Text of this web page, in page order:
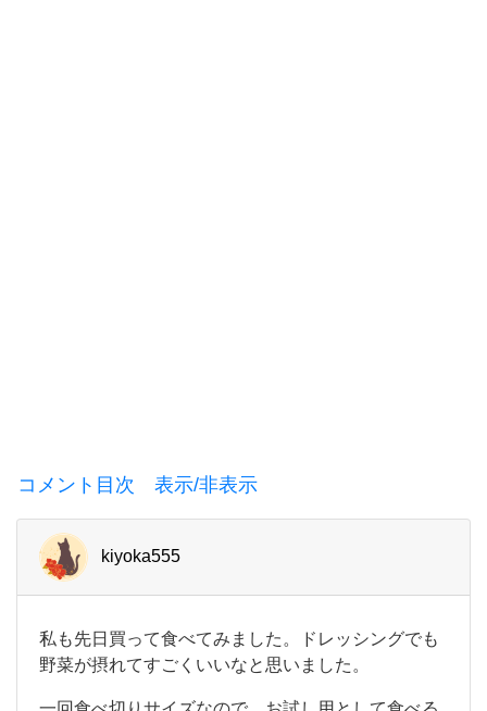
コメント目次 表示/非表示
kiyoka555
私
も
先
私も先日買って食べてみました。ドレッシングでも
野菜が摂れてすごくいいなと思いました。